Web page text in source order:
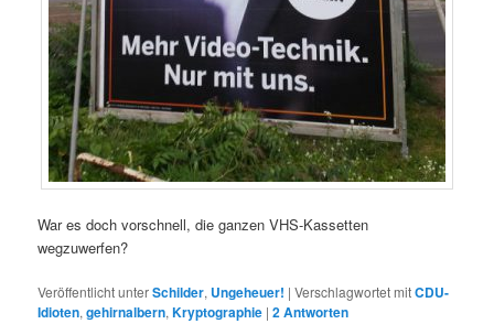
War es doch vorschnell, die ganzen VHS-Kassetten
wegzuwerfen?
Veröffentlicht unterSchilder, Ungeheuer! |Verschlagwortet mitCDU-
Idioten,gehirnalbern,Kryptographie |2Antworten